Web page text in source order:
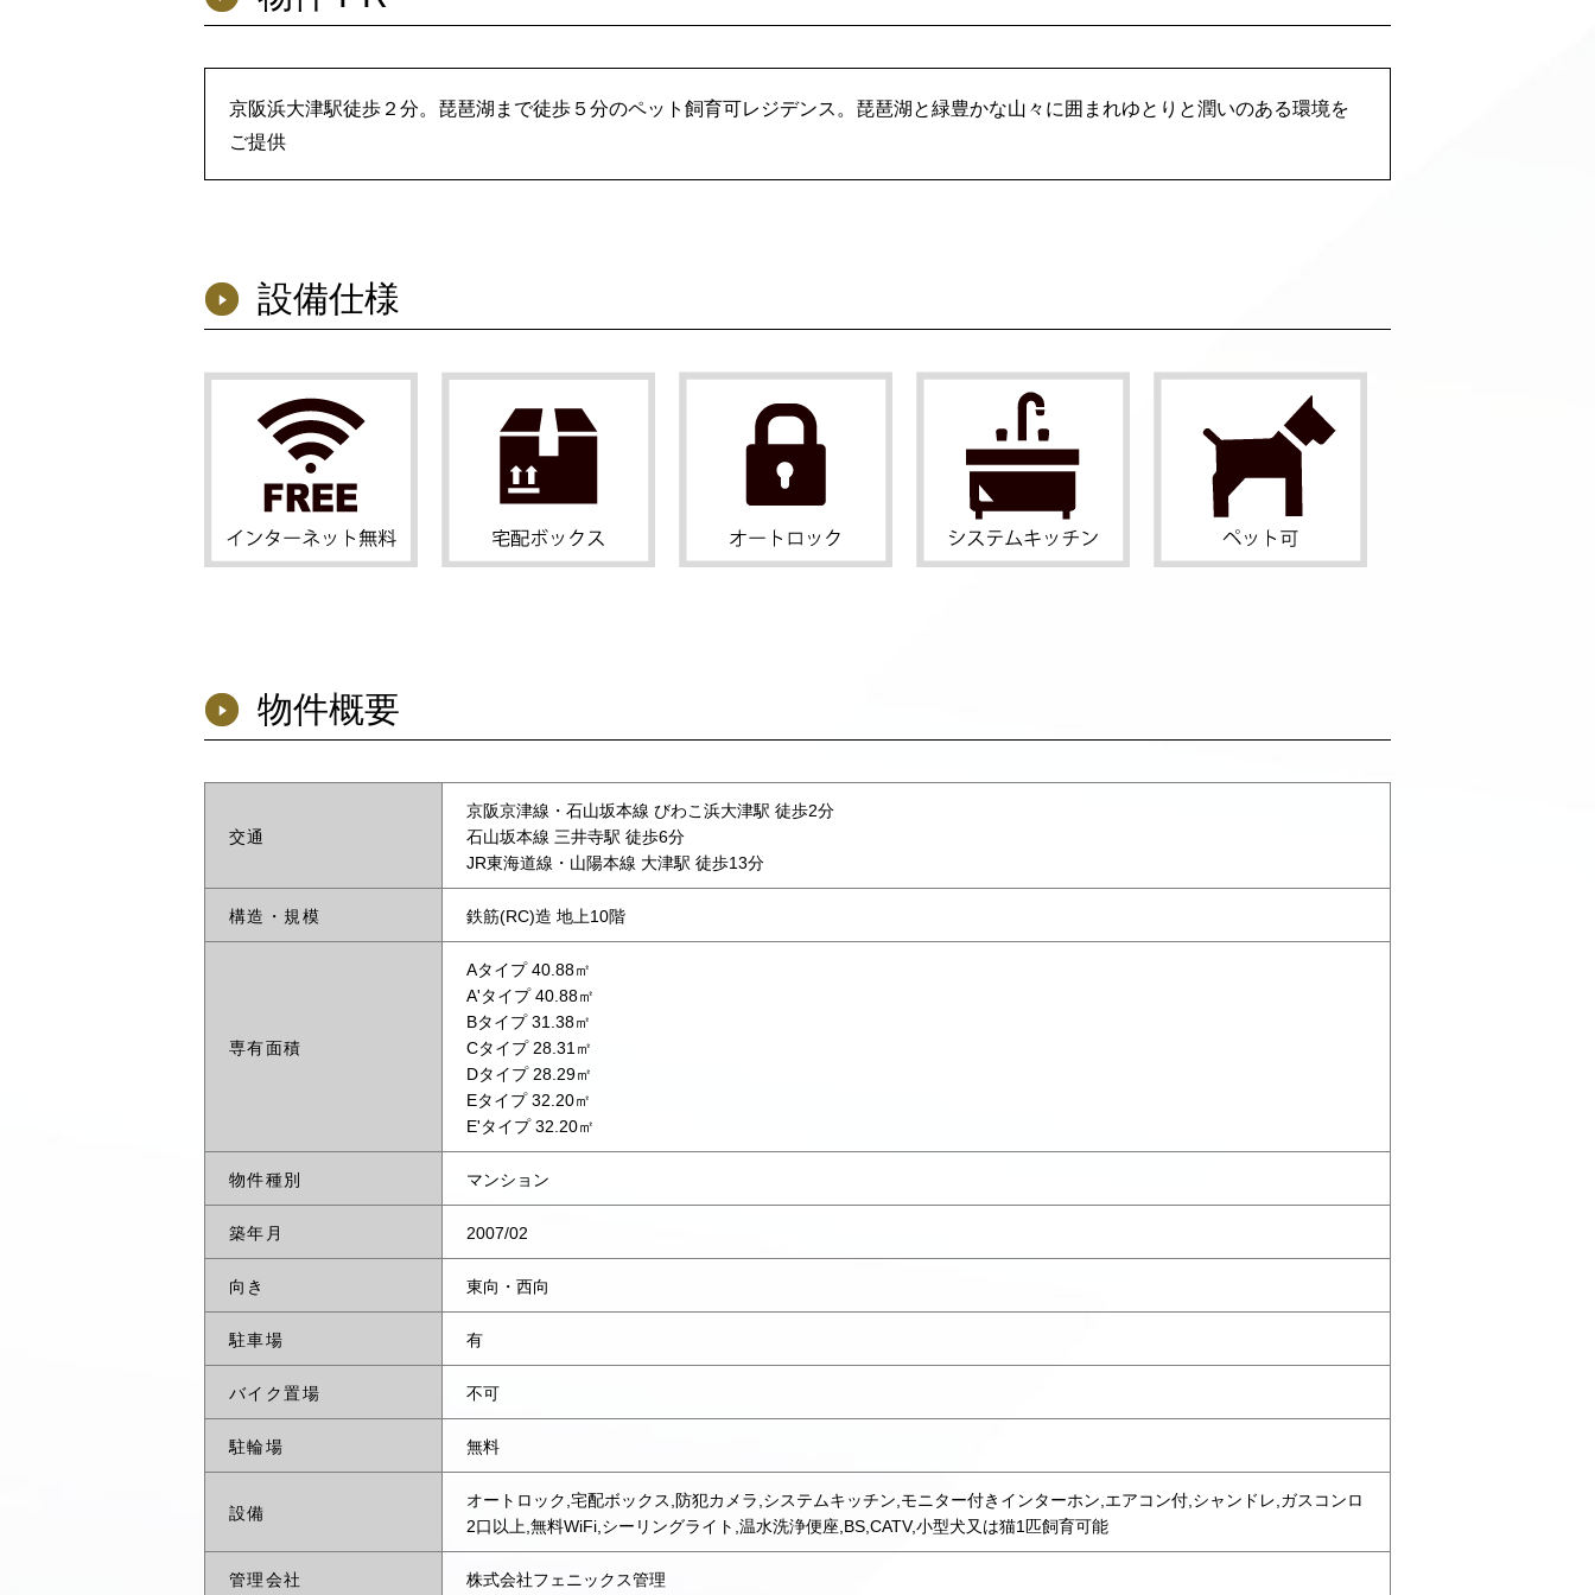
京阪浜大津駅徒歩２分。琵琶湖まで徒歩５分のペット飼育可レジデンス。琵琶湖と緑豊かな山々に囲まれゆとりと潤いのある環境を
ご提供
設備仕様
物件概要
交通
京阪京津線・石山坂本線 びわこ浜大津駅 徒歩2分
石山坂本線 三井寺駅 徒歩6分
JR東海道線・山陽本線 大津駅 徒歩13分
構造・規模 鉄筋(RC)造 地上10階
専有面積
Aタイプ 40.88㎡
A'タイプ 40.88㎡
Bタイプ 31.38㎡
Cタイプ 28.31㎡
Dタイプ 28.29㎡
Eタイプ 32.20㎡
E'タイプ 32.20㎡
物件種別 マンション
築年月 2007/02
向き 東向・西向
駐車場 有
バイク置場 不可
駐輪場 無料
設備
オートロック,宅配ボックス,防犯カメラ,システムキッチン,モニター付きインターホン,エアコン付,シャンドレ,ガスコンロ
2口以上,無料WiFi,シーリングライト,温水洗浄便座,BS,CATV,小型犬又は猫1匹飼育可能
管理会社 株式会社フェニックス管理